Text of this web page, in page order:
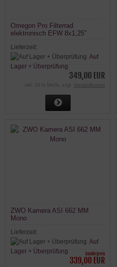
Omegon Pro Filterrad
elektronisch EFW 8x1,25''
Lieferzeit:
Auf
Lager + Überprüfung
349,00 EUR
inkl. 19 % MwSt. zzgl. Versandkosten
ZWO Kamera ASI 662 MM
Mono
Lieferzeit:
Auf
Lager + Überprüfung
Sonderpreis
339,00 EUR